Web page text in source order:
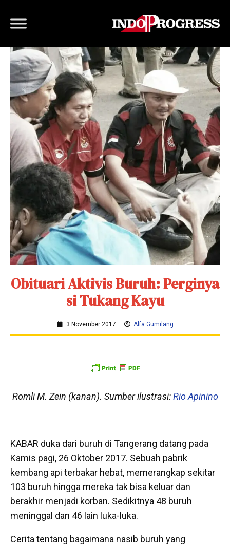
Obituari Aktivis Buruh: Perginya
si Tukang Kayu
3 November 2017 Alfa Gumilang
Romli M. Zein (kanan). Sumber ilustrasi:Rio Apinino
KABAR duka dari buruh di Tangerang datang pada
Kamis pagi, 26 Oktober 2017. Sebuah pabrik
kembang api terbakar hebat, memerangkap sekitar
103 buruh hingga mereka tak bisa keluar dan
berakhir menjadi korban. Sedikitnya 48 buruh
meninggal dan 46 lain luka-luka.
Cerita tentang bagaimana nasib buruh yang